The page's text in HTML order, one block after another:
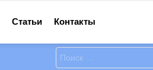
Статьи Контакты
Искать: